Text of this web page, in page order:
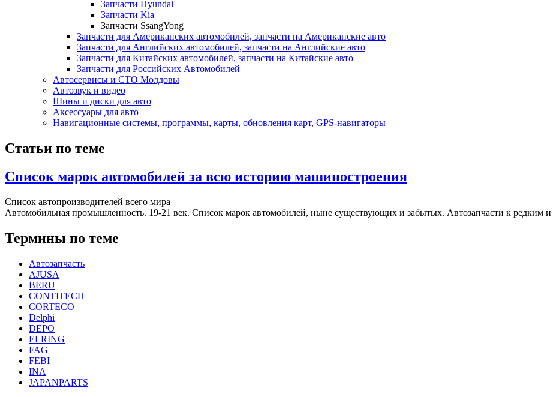
Запчасти Hyundai
Запчасти Kia
Запчасти SsangYong
Запчасти для Американских автомобилей, запчасти на Американские авто
Запчасти для Английских автомобилей, запчасти на Английские авто
Запчасти для Китайских автомобилей, запчасти на Китайские авто
Запчасти для Российских Автомобилей
Автосервисы и СТО Молдовы
Автозвук и видео
Шины и диски для авто
Аксесcуары для авто
Навигационные системы, программы, карты, обновления карт, GPS-навигаторы
Статьи по теме
Список марок автомобилей за всю историю машиностроения
Список автопроизводителей всего мира
Автомобильная промышленность. 19-21 век. Список марок автомобилей, ныне существующих и забытых. Автозапчасти к редким
Термины по теме
Автозапчасть
AJUSA
BERU
CONTITECH
CORTECO
Delphi
DEPO
ELRING
FAG
FEBI
INA
JAPANPARTS